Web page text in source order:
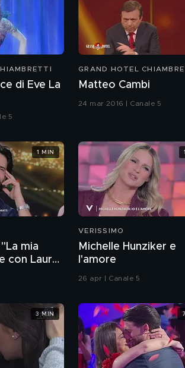
di Eve La
5
GRAND HOTEL
Matteo Cambi
24 mar 2016 | Canale 5
mia
con Laura
1 MIN
VERISSIMO
Michelle Hunziker e
l'amore
26 apr | Canale 5
3 MIN